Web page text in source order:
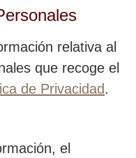
relativa al
que recoge el
de Privacidad.
el